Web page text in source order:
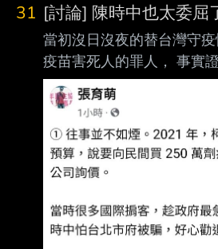
31 [討論] 陳時中也太委屈
當初沒日沒夜的替台灣守
疫苗害死人的罪人， 事實
是詐騙， 一直到上週， 連
皮， 真是也太可憐委屈了吧